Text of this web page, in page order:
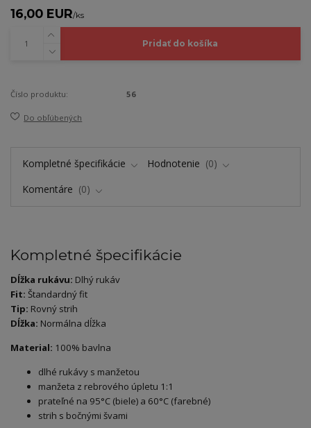
16,00 EUR/ks
Pridať do košíka
Číslo produktu: 56
Do obľúbených
Kompletné špecifikácie Hodnotenie
0
Komentáre
0
Kompletné špecifikácie
Dĺžka rukávu: Dlhý rukáv
Fit: Štandardný fit
Tip: Rovný strih
Dĺžka: Normálna dĺžka
Material: 100% bavlna
dlhé rukávy s manžetou
manžeta z rebrového úpletu 1:1
prateľné na 95°C (biele) a 60°C (farebné)
strih s bočnými švami